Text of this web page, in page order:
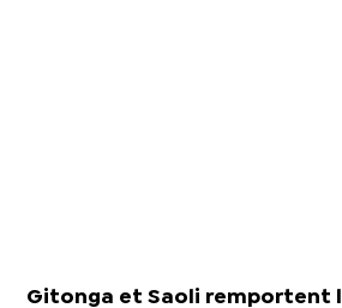
Gitonga et Saoli remportent